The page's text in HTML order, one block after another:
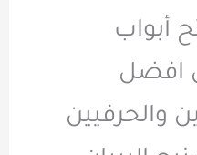
أبواب
افضل
والحرفيين